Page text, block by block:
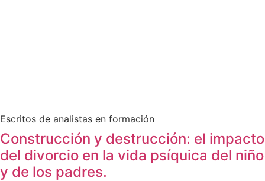
Escritos de analistas en formación
Construcción y destrucción: el impacto
del divorcio en la vida psíquica del niño
y de los padres.